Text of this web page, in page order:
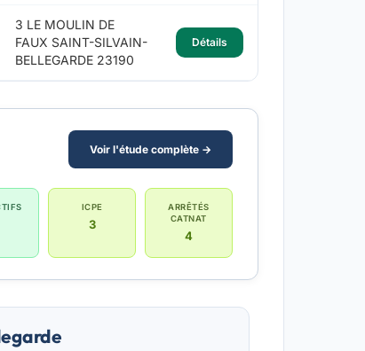
3 LE MOULIN DE
FAUX SAINT-SILVAIN-
BELLEGARDE 23190
Détails
Voir l'étude complète →
ICPE
3
ARRÊTÉS
CATNAT
4